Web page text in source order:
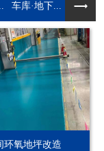
车库·地下...
环氧地坪改造